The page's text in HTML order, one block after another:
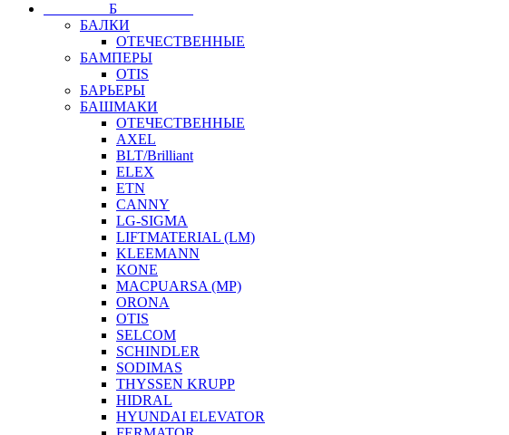
⠀⠀⠀⠀⠀⠀Б⠀⠀⠀⠀⠀⠀⠀
БАЛКИ
ОТЕЧЕСТВЕННЫЕ
БАМПЕРЫ
OTIS
БАРЬЕРЫ
БАШМАКИ
ОТЕЧЕСТВЕННЫЕ
AXEL
BLT/Brilliant
ELEX
ETN
CANNY
LG-SIGMA
LIFTMATERIAL (LM)
KLEEMANN
KONE
MACPUARSA (MP)
ORONA
OTIS
SELCOM
SCHINDLER
SODIMAS
THYSSEN KRUPP
HIDRAL
HYUNDAI ELEVATOR